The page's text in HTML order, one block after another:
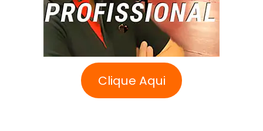
Clique Aqui